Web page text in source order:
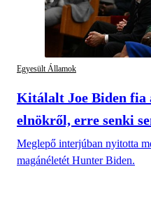
Egyesült Államok
Kitálalt Joe Biden fia
elnökről, erre senki
Meglepő interjúban nyitotta
magánéletét Hunter Biden.